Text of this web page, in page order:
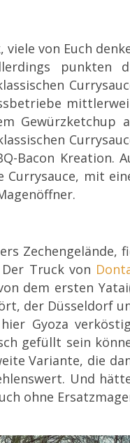
viele von Euch
punkten
Gewürzketchup
Bacon Kreation.
Currysauce, mit
Zechengelände,
Truck von
dem ersten
der Düsseldorf
Gyoza
gefüllt sein
Variante, die
Und
ohne Ers